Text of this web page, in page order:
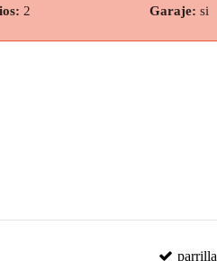
2 Garaje: si
parrilla